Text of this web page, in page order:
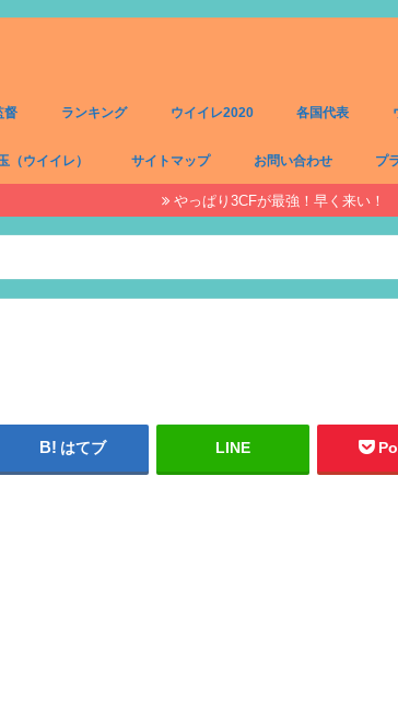
督 ランキング ウイイレ2020 各国代表
（ウイイレ） サイトマップ お問い合わせ プ
やっぱり3CFが最強！早く来い！
はてブ LINE